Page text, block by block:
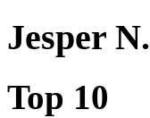
Jesper
Top 10